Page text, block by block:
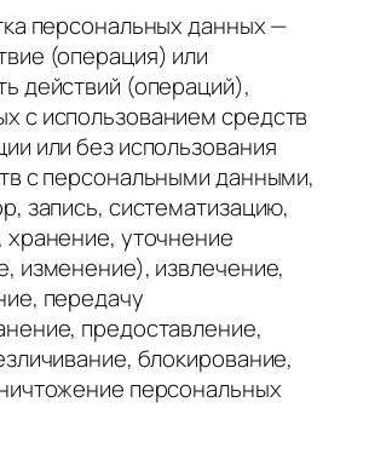
персональных данных —
(операция) или
действий (операций),
с использованием средств
или без использования
с персональными данными,
запись, систематизацию,
хранение, уточнение
изменение), извлечение,
передачу
предоставление,
блокирование,
персональных